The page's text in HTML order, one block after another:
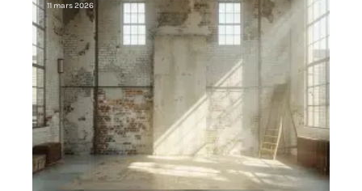
11 mars 2026